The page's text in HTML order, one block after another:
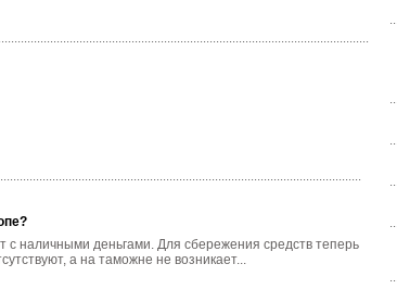
с наличными деньгами. Для сбережения средств теперь
а на таможне не возникает...